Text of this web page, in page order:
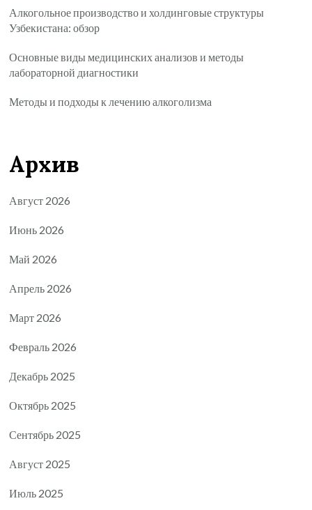
Алкогольное производство и холдинговые структуры
Узбекистана: обзор
Основные виды медицинских анализов и методы
лабораторной диагностики
Методы и подходы к лечению алкоголизма
Архив
Август 2026
Июнь 2026
Май 2026
Апрель 2026
Март 2026
Февраль 2026
Декабрь 2025
Октябрь 2025
Сентябрь 2025
Август 2025
Июль 2025